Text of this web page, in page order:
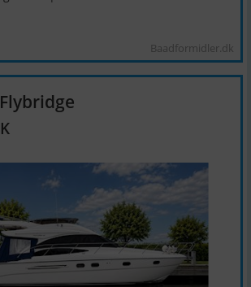
Baadformidler.dk